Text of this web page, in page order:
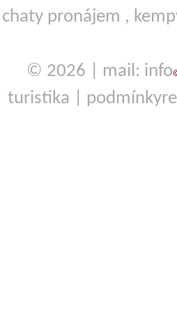
chaty pronájem ,
© 2026 | mail: info
turistika
podmínky